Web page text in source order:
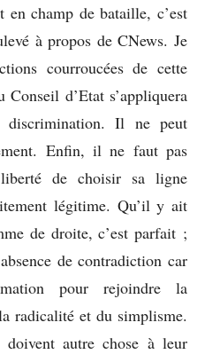
en champ de bataille, c’est
à propos de CNews. Je
courroucées de cette
d’Etat s’appliquera
discrimination. Il ne peut
Enfin, il ne faut pas
de choisir sa ligne
légitime. Qu’il y ait
de droite, c’est parfait ;
de contradiction car
pour rejoindre la
radicalité et du simplisme.
autre chose à leur